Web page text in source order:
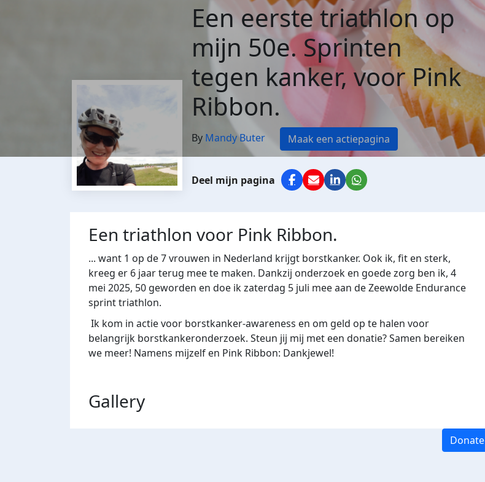
Een eerste triathlon op
mijn 50e. Sprinten
tegen kanker, voor Pink
Ribbon.
By Mandy Buter Maak een actiepagina
Een triathlon voor Pink Ribbon.
... want 1 op de 7 vrouwen in Nederland krijgt borstkanker. Ook ik, fit en sterk,
kreeg er 6 jaar terug mee te maken. Dankzij onderzoek en goede zorg ben ik, 4
mei 2025, 50 geworden en doe ik zaterdag 5 juli mee aan de Zeewolde Endurance
sprint triathlon.
Ik kom in actie voor borstkanker-awareness en om geld op te halen voor
belangrijk borstkankeronderzoek. Steun jij mij met een donatie? Samen bereiken
we meer! Namens mijzelf en Pink Ribbon: Dankjewel!
Gallery
Donate